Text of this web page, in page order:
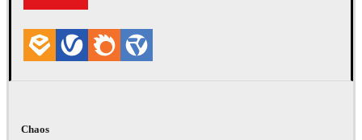
Chaos